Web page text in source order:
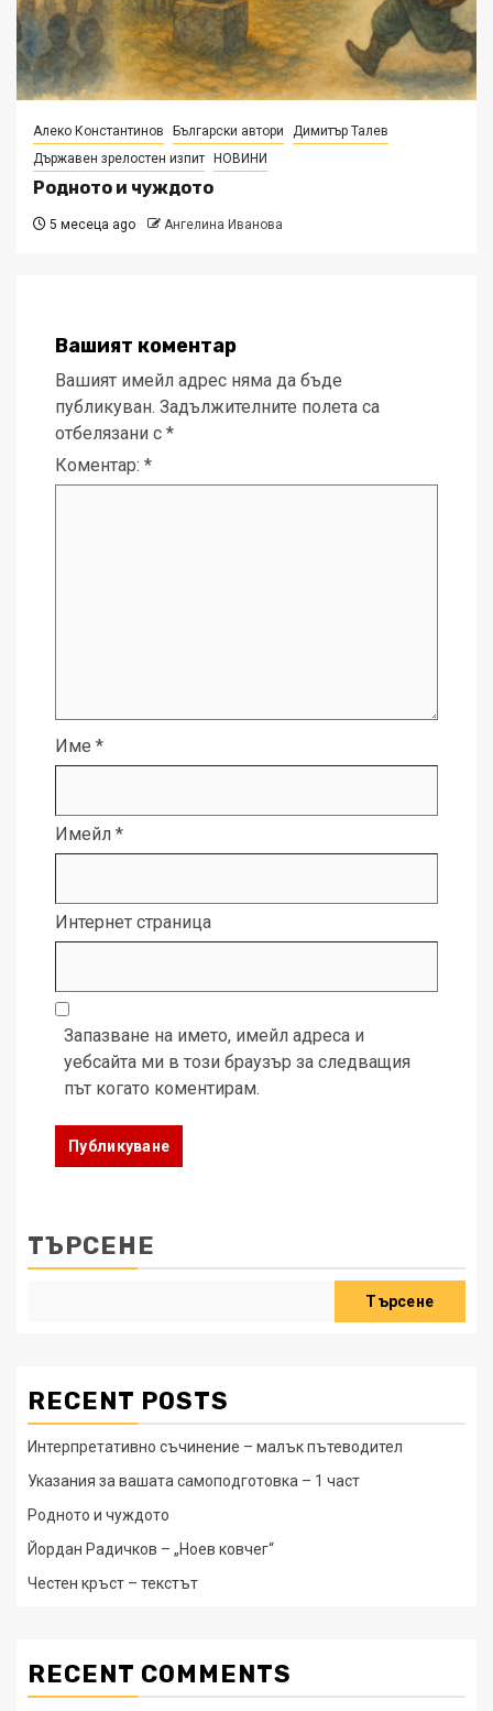
Алеко Константинов Български автори
Димитър Талев
Държавен зрелостен изпит
НОВИНИ
Родното и чуждото
5 месеца ago Ангелина Иванова
Вашият коментар
Вашият имейл адрес няма да бъде
публикуван. Задължителните полета са
отбелязани с *
Коментар: *
Име *
Имейл *
Интернет страница
Запазване на името, имейл адреса и
уебсайта ми в този браузър за следващия
път когато коментирам.
ТЪРСЕНЕ
Търсене
RECENT POSTS
Интерпретативно съчинение – малък пътеводител
Указания за вашата самоподготовка – 1 част
Родното и чуждото
Йордан Радичков – „Ноев ковчег“
Честен кръст – текстът
RECENT COMMENTS